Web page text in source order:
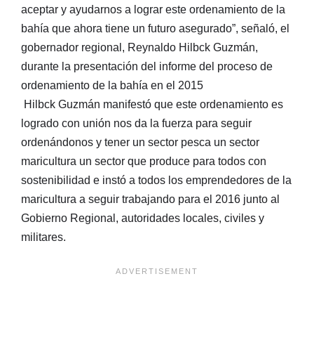
aceptar y ayudarnos a lograr este ordenamiento de la
bahía que ahora tiene un futuro asegurado”, señaló, el
gobernador regional, Reynaldo Hilbck Guzmán,
durante la presentación del informe del proceso de
ordenamiento de la bahía en el 2015
Hilbck Guzmán manifestó que este ordenamiento es
logrado con unión nos da la fuerza para seguir
ordenándonos y tener un sector pesca un sector
maricultura un sector que produce para todos con
sostenibilidad e instó a todos los emprendedores de la
maricultura a seguir trabajando para el 2016 junto al
Gobierno Regional, autoridades locales, civiles y
militares.